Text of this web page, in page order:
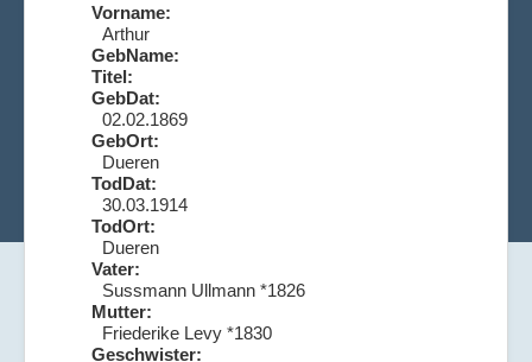
Vorname:
Arthur
GebName:
Titel:
GebDat:
02.02.1869
GebOrt:
Dueren
TodDat:
30.03.1914
TodOrt:
Dueren
Vater:
Sussmann Ullmann *1826
Mutter:
Friederike Levy *1830
Geschwister: